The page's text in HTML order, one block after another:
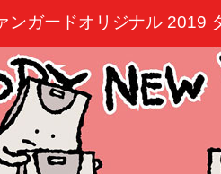
ンガードオリジナル 2019